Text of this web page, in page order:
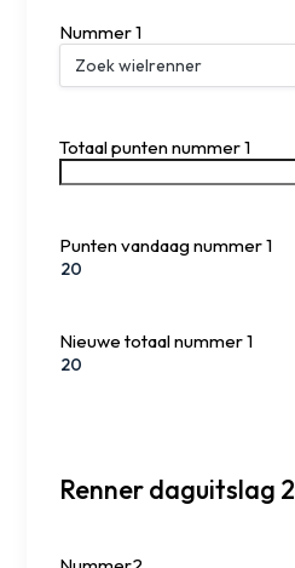
Nummer 1
Totaal punten nummer 1
Punten vandaag nummer 1
Nieuwe totaal nummer 1
Renner daguitslag 2